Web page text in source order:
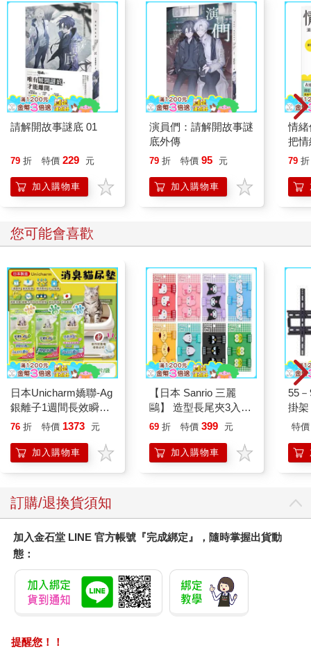
請解開故事謎底 01
79 折 特價 229 元
加入購物車
演員們：請解開故事謎
底外傳
79 折 特價 95 元
加入購物車
情
把
誰
79 折
您可能會喜歡
日本Unicharm嬌聯-Ag
銀離子1週間長效瞬吸
乾爽寵物消臭大師貓尿
防滲漏貓尿布/可觀察
尿色貓潔墊補充包/本
76 折 特價 1373 元
加入購物車
【日本 Sanrio 三麗
鷗】 造型長尾夾3入組
(8款可選) 凱蒂貓 Hello
企鵝
69 折 特價 399 元
加入購物車
55
掛架
特價
訂購/退換貨須知
加入金石堂 LINE 官方帳號『完成綁定』，隨時掌握出貨動
態：
提醒您！！